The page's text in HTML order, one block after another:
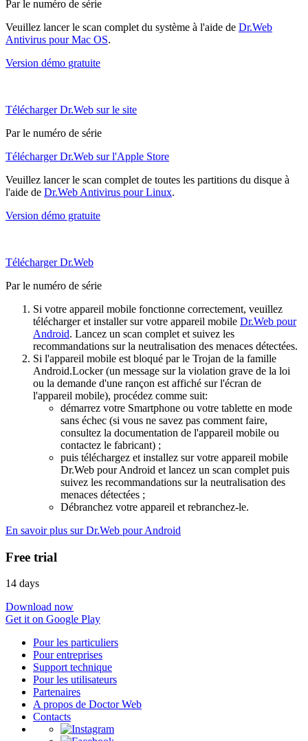
Par le numéro de série
Veuillez lancer le scan complet du système à l'aide de Dr.Web
Antivirus pour Mac OS.
Version démo gratuite
Télécharger Dr.Web sur le site
Par le numéro de série
Télécharger Dr.Web sur l'Apple Store
Veuillez lancer le scan complet de toutes les partitions du disque à
l'aide de Dr.Web Antivirus pour Linux.
Version démo gratuite
Télécharger Dr.Web
Par le numéro de série
Si votre appareil mobile fonctionne correctement, veuillez
télécharger et installer sur votre appareil mobile Dr.Web pour
Android. Lancez un scan complet et suivez les
recommandations sur la neutralisation des menaces détectées.
Si l'appareil mobile est bloqué par le Trojan de la famille
Android.Locker (un message sur la violation grave de la loi
ou la demande d'une rançon est affiché sur l'écran de
l'appareil mobile), procédez comme suit:
démarrez votre Smartphone ou votre tablette en mode
sans échec (si vous ne savez pas comment faire,
consultez la documentation de l'appareil mobile ou
contactez le fabricant) ;
puis téléchargez et installez sur votre appareil mobile
Dr.Web pour Android et lancez un scan complet puis
suivez les recommandations sur la neutralisation des
menaces détectées ;
Débranchez votre appareil et rebranchez-le.
En savoir plus sur Dr.Web pour Android
Free trial
14 days
Download now
Get it on Google Play
Pour les particuliers
Pour entreprises
Support technique
Pour les utilisateurs
Partenaires
A propos de Doctor Web
Contacts